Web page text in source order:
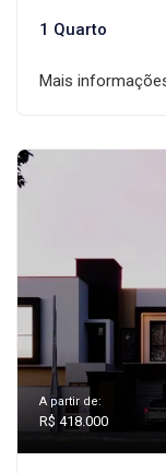
1 Quarto
Mais
A partir de:
R$ 418.000